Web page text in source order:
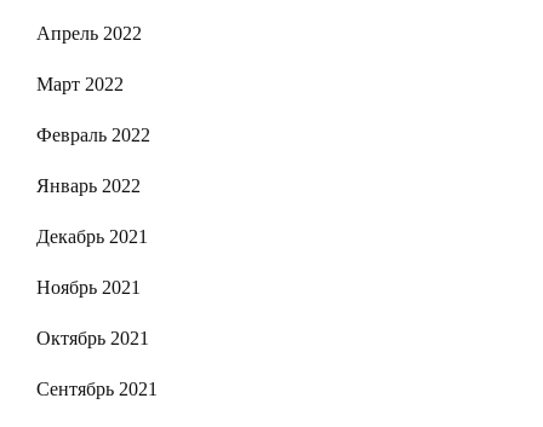
Апрель 2022
Март 2022
Февраль 2022
Январь 2022
Декабрь 2021
Ноябрь 2021
Октябрь 2021
Сентябрь 2021